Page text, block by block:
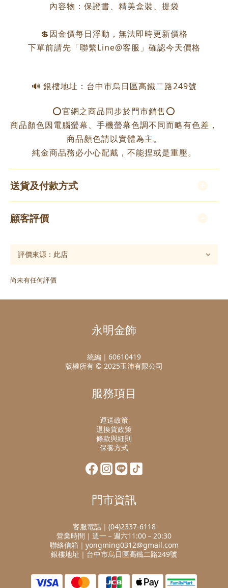
內容物：保證書、精美盒裝、提袋
💲因金價每日浮動，無法即時更新價格
下單前請先「聯繫Line@客服」確認今天價格
🔊 銀樓地址：台中市烏日區高鐵二路249號
⭕️官網之商品同步於門市銷售⭕️
商品顏色因電腦螢幕、手機螢幕色調不同而略有色差，
商品顏色請以實體為主。
純金商品務必小心配戴，不能捏或是重壓。
送貨及付款方式
顧客評價
尚未有任何評價
永明金飾
統編｜60610419
版權所有 © 2025玉沛有限公司
服務項目
運送政策
退換貨政策
條款與細則
保養方式
門市資訊
客服電話｜(04)2337-6118
營業時間｜週一－週六11:00－20:30
聯絡信箱｜yongming0312@gmail.com
銀樓地址｜台中市烏日區高鐵二路249號